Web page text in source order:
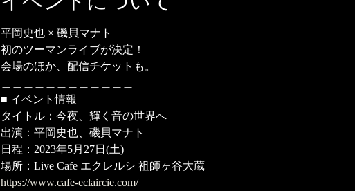
平岡史也 × 磯貝マナト
初のツーマンライブが決定！
会場のほか、配信チケットも。
■ イベント情報
タイトル：今夜、輝く音の世界へ
出演：平岡史也、磯貝マナト
日程：2023年5月27日(土)
場所：Live Cafe エクレルシ 祖師ヶ谷大蔵
https://www.cafe-eclaircie.com/